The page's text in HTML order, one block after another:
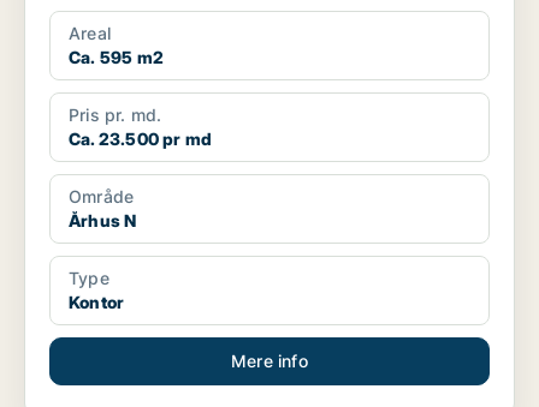
Areal
Ca. 595 m2
Pris pr. md.
Ca. 23.500 pr md
Område
Århus N
Type
Kontor
Mere info